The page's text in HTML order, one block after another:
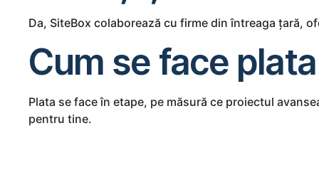
Da, SiteBox colaborează cu firme din întreaga țară,
Cum se face
Plata se face în etape, pe măsură ce proiectul
pentru tine.